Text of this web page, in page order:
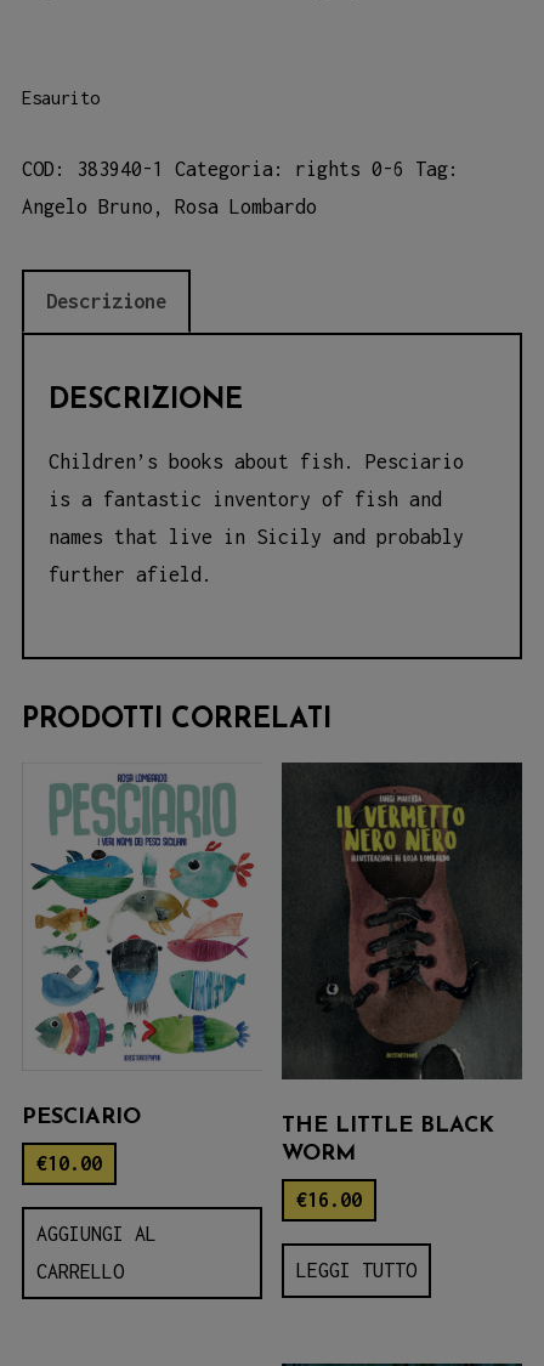
Esaurito
COD: 383940-1 Categoria: rights 0-6
Tag:
Angelo Bruno , Rosa Lombardo
Descrizione
DESCRIZIONE
Children’s books about fish. Pesciario
is a fantastic inventory of fish and
names that live in Sicily and probably
further afield.
PRODOTTI CORRELATI
PESCIARIO
€10.00
AGGIUNGI AL
CARRELLO
THE LITTLE BLACK
WORM
€16.00
LEGGI TUTTO